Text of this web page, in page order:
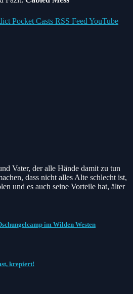
Pocket Casts RSS Feed YouTube
Vater, der alle Hände damit zu tun
dass nicht alles Alte schlecht ist,
und es auch seine Vorteile hat, älter
im Wilden Westen
krepiert!